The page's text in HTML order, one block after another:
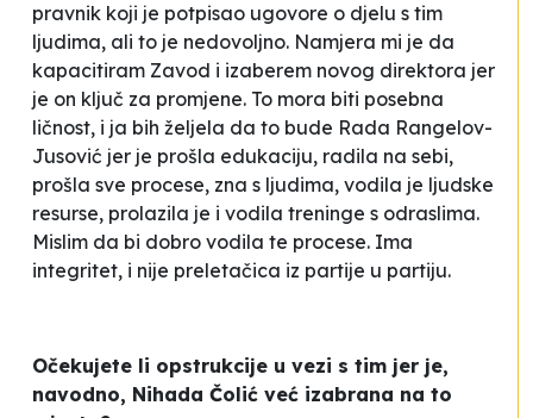
pravnik koji je potpisao ugovore o djelu s tim
ljudima, ali to je nedovoljno. Namjera mi je da
kapacitiram Zavod i izaberem novog direktora jer
je on ključ za promjene. To mora biti posebna
ličnost, i ja bih željela da to bude Rada Rangelov-
Jusović jer je prošla edukaciju, radila na sebi,
prošla sve procese, zna s ljudima, vodila je ljudske
resurse, prolazila je i vodila treninge s odraslima.
Mislim da bi dobro vodila te procese. Ima
integritet, i nije preletačica iz partije u partiju.
Očekujete li opstrukcije u vezi s tim jer je,
navodno, Nihada Čolić već izabrana na to